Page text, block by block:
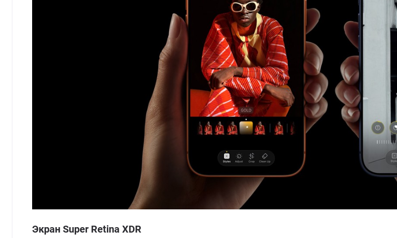
Экран Super Retina XDR